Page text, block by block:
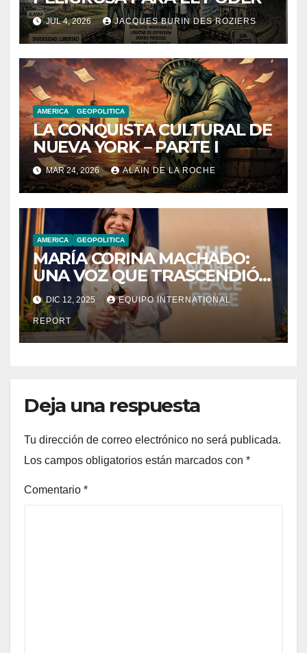
JUL 4, 2026 JACQUES BURIN DES ROZIERS
AMERICA GEOPOLITICA
LA CONQUISTA CULTURAL DE
NUEVA YORK – PARTE I
MAR 24, 2026 ALAIN DE LA ROCHE
AMERICA GEOPOLITICA
MARÍA CORINA MACHADO:
UNA VOZ QUE TRASCENDIÓ
FRONTERAS
DIC 12, 2025 EQUIPO INTERNATIONAL
REPORT
Deja una respuesta
Tu dirección de correo electrónico no será publicada.
Los campos obligatorios están marcados con *
Comentario *